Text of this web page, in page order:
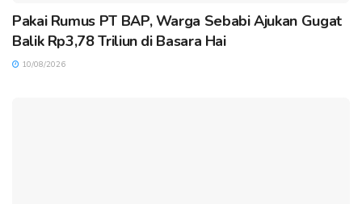
Pakai Rumus PT BAP, Warga Sebabi Ajukan Gugat
Balik Rp3,78 Triliun di Basara Hai
10/08/2026